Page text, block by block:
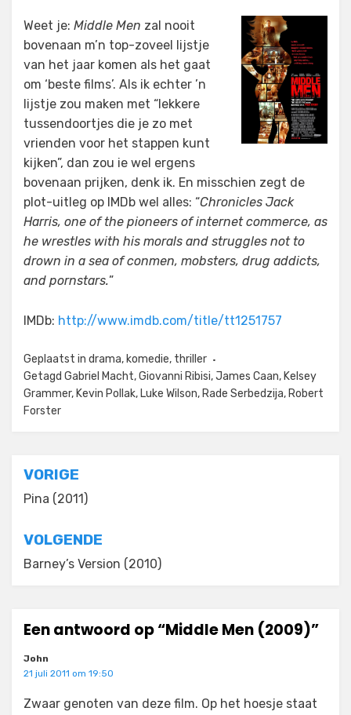
Weet je: Middle Men zal nooit
bovenaan m’n top-zoveel lijstje
van het jaar komen als het gaat
om ‘beste films’. Als ik echter ’n
lijstje zou maken met “lekkere
tussendoortjes die je zo met
vrienden voor het stappen kunt
kijken”, dan zou ie wel ergens
bovenaan prijken, denk ik. En misschien zegt de
plot-uitleg op IMDb wel alles: “Chronicles Jack
Harris, one of the pioneers of internet commerce, as
he wrestles with his morals and struggles not to
drown in a sea of conmen, mobsters, drug addicts,
and pornstars.”
IMDb: http://www.imdb.com/title/tt1251757
Geplaatst in drama, komedie, thriller
Getagd Gabriel Macht,Giovanni Ribisi,James Caan, Kelsey
Grammer, Kevin Pollak, Luke Wilson, Rade Serbedzija, Robert
Forster
Bericht
navigatie
VORIGE
Pina (2011)
VOLGENDE
Barney’s Version (2010)
Een antwoord op “Middle Men (2009)”
John
21 juli 2011 om 19:50
Zwaar genoten van deze film. Op het hoesje staat